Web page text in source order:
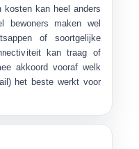
kostenkan heel anders
bewoners maken wel
of soortgelijke
kan traag of
akkoord vooraf welk
het beste werkt voor